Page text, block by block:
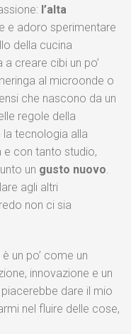
l’alta
e adoro sperimentare
della cucina
creare cibi un po’
al microonde o
che nascono da un
regole della
la tecnologia alla
e con tanto studio,
un gusto nuovo.
agli altri
non ci sia
un po’ come un
innovazione e un
dare il mio
nel fluire delle cose,